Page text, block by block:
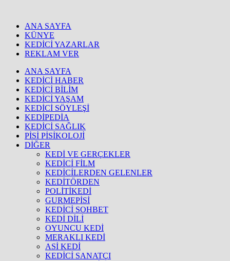
ANA SAYFA
KÜNYE
KEDİCİ YAZARLAR
REKLAM VER
ANA SAYFA
KEDİCİ HABER
KEDİCİ BİLİM
KEDİCİ YAŞAM
KEDİCİ SÖYLEŞİ
KEDİPEDİA
KEDİCİ SAĞLIK
PİSİ PİSİKOLOJİ
DİĞER
KEDİ VE GERÇEKLER
KEDİCİ FİLM
KEDİCİLERDEN GELENLER
KEDİTÖRDEN
POLİTİKEDİ
GURMEPİSİ
KEDİCİ SOHBET
KEDİ DİLİ
OYUNCU KEDİ
MERAKLI KEDİ
ASİ KEDİ
KEDİCİ SANATÇI